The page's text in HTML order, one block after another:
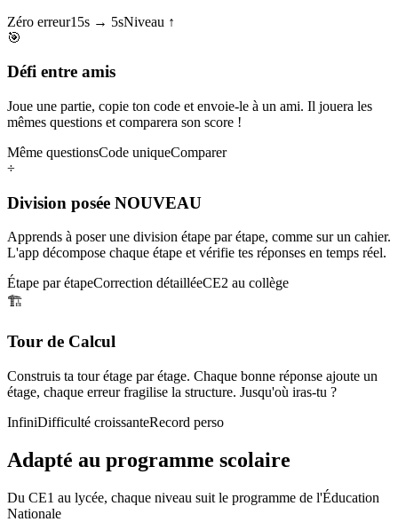
Zéro erreur15s → 5sNiveau ↑
🎯
Défi entre amis
Joue une partie, copie ton code et envoie-le à un ami. Il jouera les
mêmes questions et comparera son score !
Même questionsCode uniqueComparer
÷
Division posée NOUVEAU
Apprends à poser une division étape par étape, comme sur un cahier.
L'app décompose chaque étape et vérifie tes réponses en temps réel.
Étape par étapeCorrection détailléeCE2 au collège
🏗️
Tour de Calcul
Construis ta tour étage par étage. Chaque bonne réponse ajoute un
étage, chaque erreur fragilise la structure. Jusqu'où iras-tu ?
InfiniDifficulté croissanteRecord perso
Adapté au programme scolaire
Du CE1 au lycée, chaque niveau suit le programme de l'Éducation
Nationale